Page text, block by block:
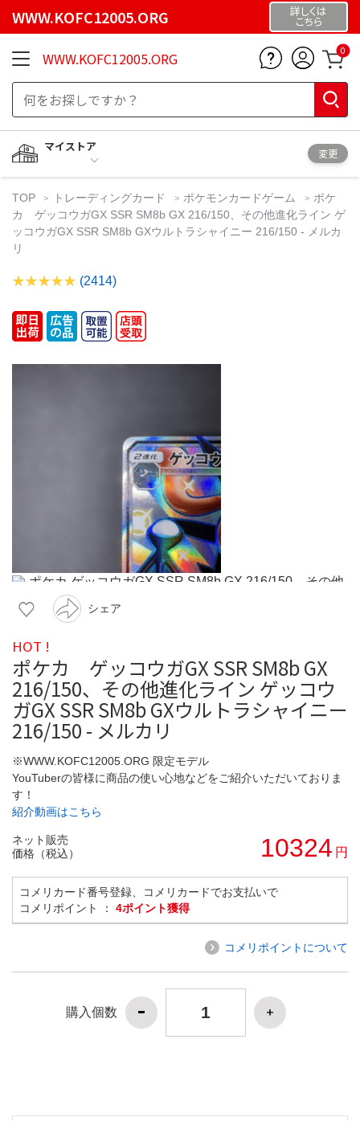
WWW.KOFC12005.ORG 詳しくは
こちら
WWW.KOFC12005.ORG 0
マイストア
変更
TOP トレーディングカード ポケモンカードゲーム
ポケ
カ ゲッコウガGX SSR SM8b GX 216/150、その他進化ライン ゲ
ッコウガGX SSR SM8b GXウルトラシャイニー 216/150 - メルカ
リ
(2414)
シェア
HOT !
ポケカ ゲッコウガGX SSR SM8b GX
216/150、その他進化ライン ゲッコウ
ガGX SSR SM8b GXウルトラシャイニー
216/150 - メルカリ
※WWW.KOFC12005.ORG 限定モデル
YouTuberの皆様に商品の使い心地などをご紹介いただいておりま
す！
紹介動画はこちら
ネット販売
価格（税込）
10324 円
コメリカード番号登録、コメリカードでお支払いで
コメリポイント ： 4ポイント獲得
コメリポイントについて
購入個数